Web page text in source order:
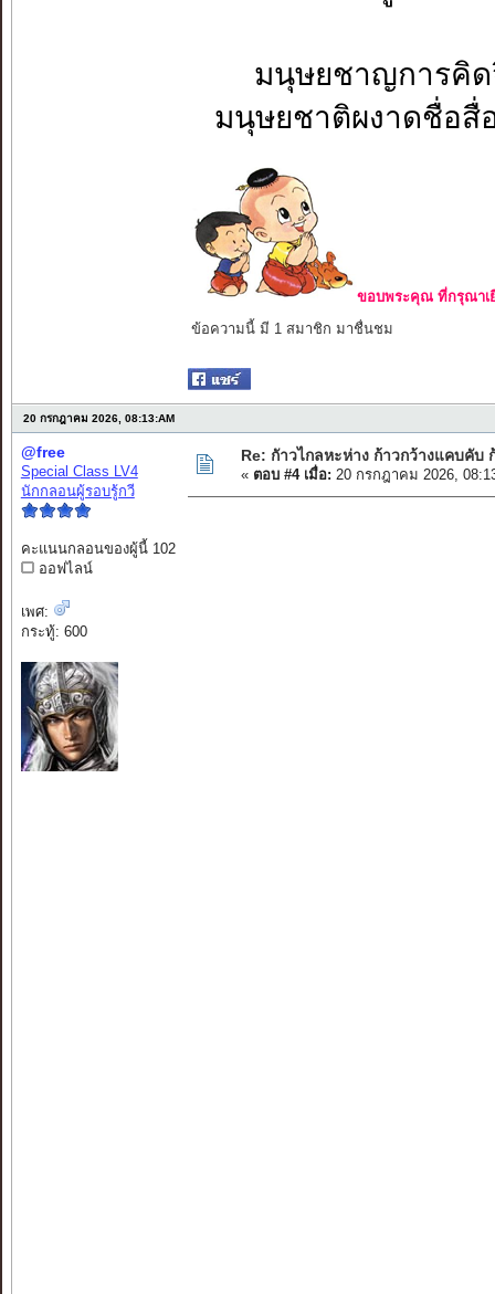
มนุษยชาญการ
มนุษยชาติผงาดชื่อ
ขอบพระคุณ ที่กรุณาเ
ข้อความนี้ มี 1 สมาชิก มาชื่นชม
20 กรกฎาคม 2026, 08:13:AM
@free
Special Class LV4
นักกลอนผู้รอบรู้กวี
คะแนนกลอนของผู้นี้ 102
ออฟไลน์
เพศ:
กระทู้: 600
Re: กัาวไกลหะห่าง ก้าวกว้างแคบคับ
« ตอบ #4 เมื่อ: 20 กรกฎาคม 2026,